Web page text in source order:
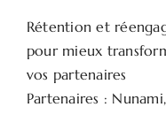
Rétention et
pour mieux
vos partenaires
Partenaires :